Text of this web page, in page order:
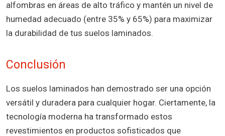
alfombras en áreas de alto tráfico y mantén un nivel de
humedad adecuado (entre 35% y 65%) para maximizar
la durabilidad de tus suelos laminados.
Conclusión
Los suelos laminados han demostrado ser una opción
versátil y duradera para cualquier hogar. Ciertamente, la
tecnología moderna ha transformado estos
revestimientos en productos sofisticados que